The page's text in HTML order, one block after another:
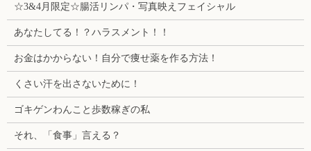
☆3&4月限定☆腸活リンパ・写真映えフェイシャル
あなたしてる！？ハラスメント！！
お金はかからない！自分で痩せ薬を作る方法！
くさい汗を出さないために！
ゴキゲンわんこと歩数稼ぎの私
それ、「食事」言える？